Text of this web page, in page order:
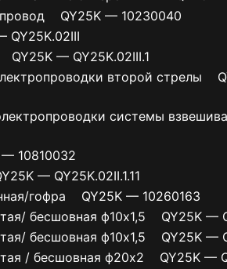
QY25K — 10230040
— QY25K.02III.1
второй стрелы
системы
10810032
— QY25K.02II.1.11
гофра QY25K — 10260163
бесшовная ф10х1,5 QY25K —
бесшовная ф10х1,5 QY25K —
/ бесшовная ф20х2 QY25K —